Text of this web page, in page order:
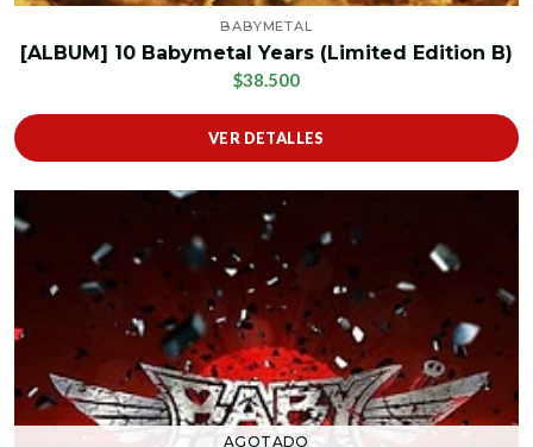
BABYMETAL
[ALBUM] 10 Babymetal Years (Limited Edition B)
$38.500
VER DETALLES
AGOTADO